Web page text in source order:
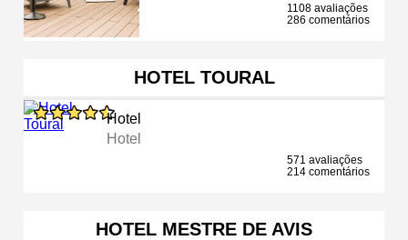
1108 avaliações
286 comentários
HOTEL TOURAL
Hotel
Hotel
571 avaliações
214 comentários
HOTEL MESTRE DE AVIS